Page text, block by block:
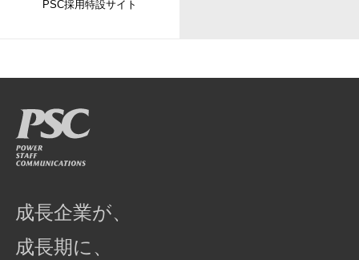
PSC採用特設サイト
成長企業が、
成長期に、